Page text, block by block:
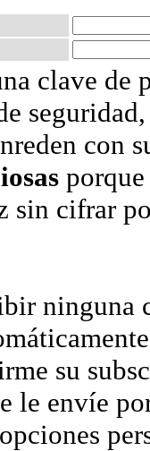
clave de
con
sin cifrar
ninguna
su
le envíe